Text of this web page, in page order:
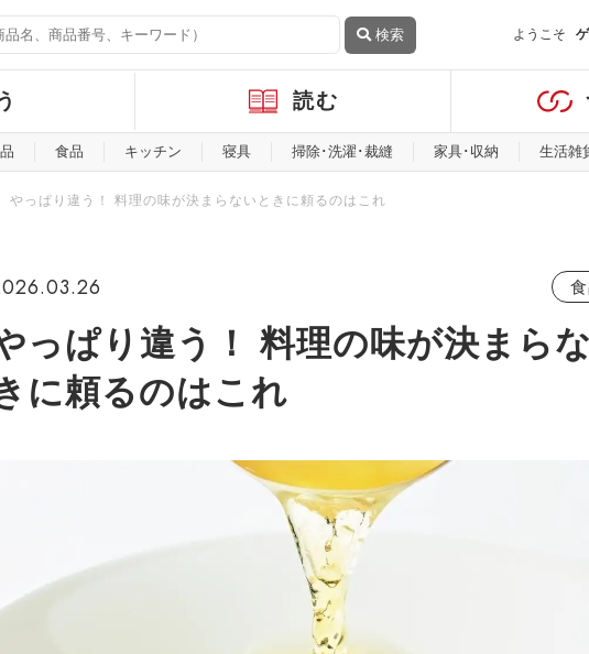
検索 ようこそ
読む
食品 キッチン 寝具 掃除･洗濯･裁縫 家具･収納 生活雑
やっぱり違う！ 料理の味が決まらないときに頼るのはこれ
っぱり違う！ 料理の味が決まら
に頼るのはこれ